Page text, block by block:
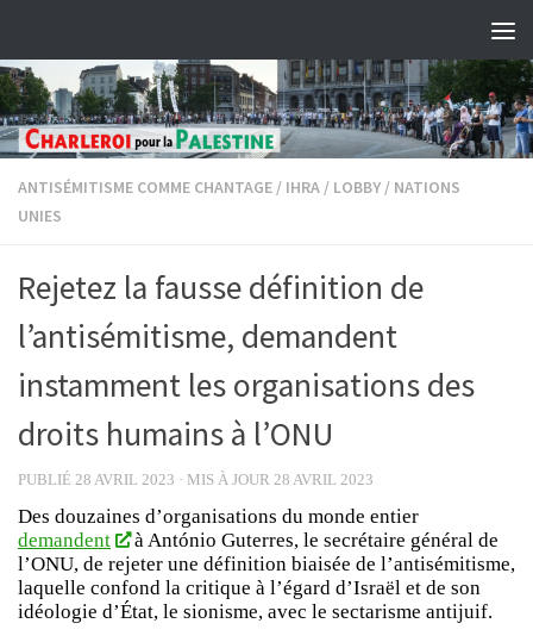
ANTISÉMITISME COMME CHANTAGE / IHRA / LOBBY / NATIONS
UNIES
Rejetez la fausse définition de
l’antisémitisme, demandent
instamment les organisations des
droits humains à l’ONU
PUBLIÉ 28 AVRIL 2023 · MIS À JOUR 28 AVRIL 2023
Des douzaines d’organisations du monde entier
demandent
à António Guterres, le secrétaire général de
l’ONU, de rejeter une définition biaisée de l’antisémitisme,
laquelle confond la critique à l’égard d’Israël et de son
idéologie d’État, le sionisme, avec le sectarisme antijuif.